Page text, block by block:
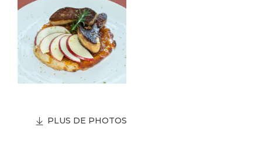
PLUS DE PHOTOS